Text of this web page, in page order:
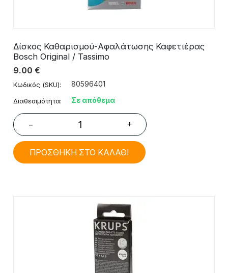
Δίσκος Καθαρισμού-Αφαλάτωσης Καφετιέρας
Bosch Original / Tassimo
9.00 €
Κωδικός (SKU): 80596401
Διαθεσιμότητα: Σε απόθεμα
− +
ΠΡΟΣΘΗΚΗ ΣΤΟ ΚΑΛΑΘΙ